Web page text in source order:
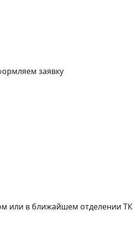
заявку
или в ближайшем отделении ТК